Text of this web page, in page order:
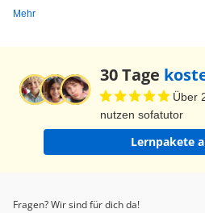
Mehr
30 Tage
Über
nutzen sofatutor
Lernpakete
Fragen? Wir sind für dich da!